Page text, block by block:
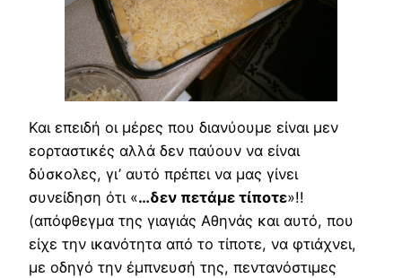
Και επειδή οι μέρες που διανύουμε είναι μεν
εορταστικές αλλά δεν παύουν να είναι
δύσκολες, γι’ αυτό πρέπει να μας γίνει
συνείδηση ότι «…δεν πετάμε τίποτε»!!
(απόφθεγμα της γιαγιάς Αθηνάς και αυτό, που
είχε την ικανότητα από το τίποτε, να φτιάχνει,
με οδηγό την έμπνευσή της, πεντανόστιμες